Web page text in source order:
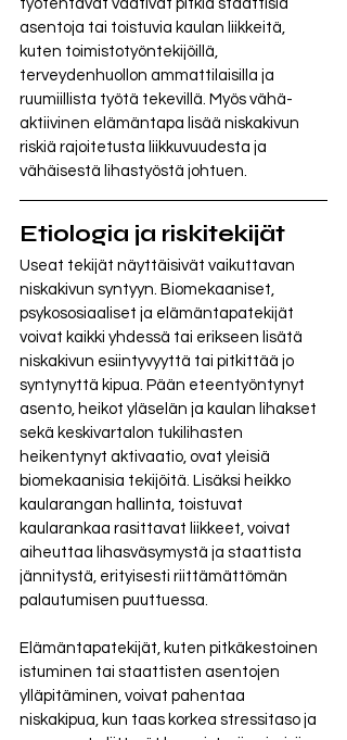
työtehtävät vaativat pitkiä staattisia
asentoja tai toistuvia kaulan liikkeitä,
kuten toimistotyöntekijöillä,
terveydenhuollon ammattilaisilla ja
ruumiillista työtä tekevillä. Myös vähä-
aktiivinen elämäntapa lisää niskakivun
riskiä rajoitetusta liikkuvuudesta ja
vähäisestä lihastyöstä johtuen.
Etiologia ja riskitekijät
Useat tekijät näyttäisivät vaikuttavan
niskakivun syntyyn. Biomekaaniset,
psykososiaaliset ja elämäntapatekijät
voivat kaikki yhdessä tai erikseen lisätä
niskakivun esiintyvyyttä tai pitkittää jo
syntynyttä kipua. Pään eteentyöntynyt
asento, heikot yläselän ja kaulan lihakset
sekä keskivartalon tukilihasten
heikentynyt aktivaatio, ovat yleisiä
biomekaanisia tekijöitä. Lisäksi heikko
kaularangan hallinta, toistuvat
kaularankaa rasittavat liikkeet, voivat
aiheuttaa lihasväsymystä ja staattista
jännitystä, erityisesti riittämättömän
palautumisen puuttuessa.
Elämäntapatekijät, kuten pitkäkestoinen
istuminen tai staattisten asentojen
ylläpitäminen, voivat pahentaa
niskakipua, kun taas korkea stressitaso ja